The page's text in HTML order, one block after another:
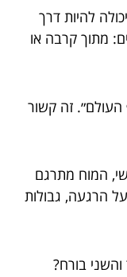
להיות דרך
מתוך קרבה או
העולם״. זה קשור
המוח מתרגם
הרגעה, גבולות
בורח?